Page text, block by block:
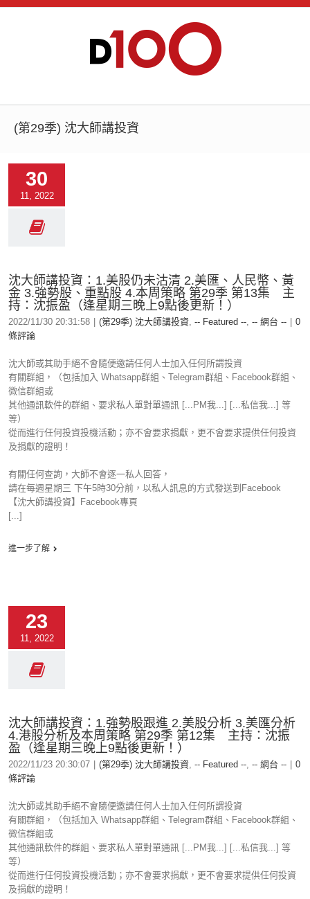
(第29季) 沈大師講投資
30
11, 2022
沈大師講投資：1.美股仍未沽清 2.美匯、人民幣、黃
金 3.強勢股、重點股 4.本周策略 第29季 第13集 主
持：沈振盈（逢星期三晚上9點後更新！）
2022/11/30 20:31:58 (第29季) 沈大師講投資, -- Featured --, -- 網台 --
0
條評論
沈大師或其助手絕不會隨便邀請任何人士加入任何所謂投資
有關群組，（包括加入 Whatsapp群組、Telegram群組、Facebook群組、
微信群組或
其他通訊軟件的群組、要求私人單對單通訊 [...PM我...] [...私信我...] 等
等）
從而進行任何投資投機活動；亦不會要求捐獻，更不會要求提供任何投資
及捐獻的證明！
有關任何查詢，大師不會逐一私人回答，
請在每週星期三 下午5時30分前，以私人訊息的方式發送到Facebook
【沈大師講投資】Facebook專頁
[...]
進一步了解
23
11, 2022
沈大師講投資：1.強勢股跟進 2.美股分析 3.美匯分析
4.港股分析及本周策略 第29季 第12集 主持：沈振
盈（逢星期三晚上9點後更新！）
2022/11/23 20:30:07 (第29季) 沈大師講投資, -- Featured --, -- 網台 --
0
條評論
沈大師或其助手絕不會隨便邀請任何人士加入任何所謂投資
有關群組，（包括加入 Whatsapp群組、Telegram群組、Facebook群組、
微信群組或
其他通訊軟件的群組、要求私人單對單通訊 [...PM我...] [...私信我...] 等
等）
從而進行任何投資投機活動；亦不會要求捐獻，更不會要求提供任何投資
及捐獻的證明！